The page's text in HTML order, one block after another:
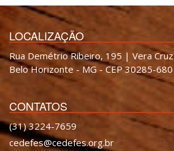
LOCALIZAÇÃO
Rua Demétrio Ribeiro, 195 | Vera Cruz
Belo Horizonte - MG - CEP 30285-680
CONTATOS
(31) 3224-7659
cedefes@cedefes.org.br